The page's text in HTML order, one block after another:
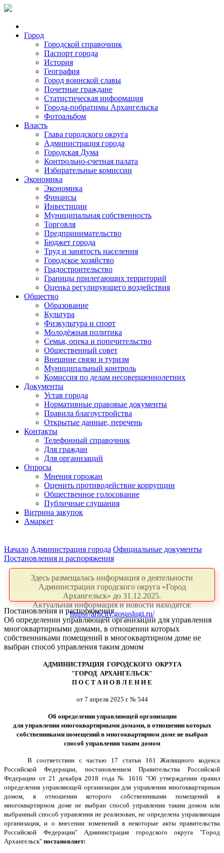
Город
Городской справочник
Паспорт города
История
География
Город воинской славы
Почетные граждане
Статистическая информация
Города-побратимы Архангельска
Фотоальбом
Власть
Глава городского округа
Администрация города
Городская Дума
Контрольно-счетная палата
Избирательные комиссии
Экономика
Экономика
Финансы
Инвестиции
Муниципальная собственность
Торговля
Предпринимательство
Бюджет города
Труд и занятость населения
Городское хозяйство
Градостроительство
Границы прилегающих территорий
Оценка регулирующего воздействия
Общество
Образование
Культура
Физкультура и спорт
Молодёжная политика
Семья, опека и попечительство
Общественный совет
Внешние связи и туризм
Муниципальный контроль
Комиссия по делам несовершеннолетних
Документы
Устав города
Нормативные правовые документы
Правила благоустройства
Открытые данные, перечень
Контакты
Телефонный справочник
Для граждан
Для организаций
Опросы
Мнения горожан
Оценить противодействие коррупции
Общественное голосование
Публичные слушания
Витрина закупок
Амаркет
Начало Администрация города Официальные документы
Постановления и распоряжения
Здесь размещалась информация о деятельности
Администрации городского округа «Город
Архангельск» до 31.12.2025.
Актуальная информация и новости находятся:
https://arhcity.gosuslugi.ru/
Постановления и распоряжения
Об определении управляющей организации для управления
многоквартирными домами, в отношении которых
собственниками помещений в многоквартирном доме не
выбран способ управления таким домом
АДМИНИСТРАЦИЯ ГОРОДСКОГО ОКРУГА
"ГОРОД АРХАНГЕЛЬСК"
П О С Т А Н О В Л Е Н И Е
от 7 апреля 2025 г. № 544
Об определении управляющей организации
для управления многоквартирными домами, в отношении которых
собственниками помещений в многоквартирном доме не выбран
способ управления таким домом
В соответствии с частью 17 статьи 161 Жилищного кодекса
Российской Федерации, постановлением Правительства Российской
Федерации от 21 декабря 2018 года № 1616 "Об утверждении правил
определения управляющей организации для управления многоквартирным
домом, в отношении которого собственниками помещений в
многоквартирном доме не выбран способ управления таким домом или
выбранный способ управления не реализован, не определена управляющая
организация, и о внесении изменений в некоторые акты правительства
Российской Федерации" Администрация городского округа "Город
Архангельск" постановляет: